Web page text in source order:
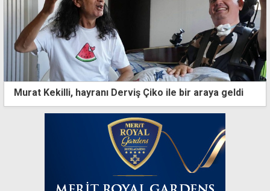
Murat Kekilli, hayranı Derviş Çiko ile bir araya geldi